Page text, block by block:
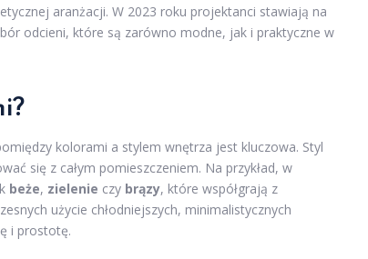
aranżacji. W 2023 roku projektanci stawiają na
odcieni, które są zarówno modne, jak i praktyczne w
kolorami a stylem wnętrza jest kluczowa. Styl
się z całym pomieszczeniem. Na przykład, w
beże, zielenie czy brązy, które współgrają z
użycie chłodniejszych, minimalistycznych
i prostotę.